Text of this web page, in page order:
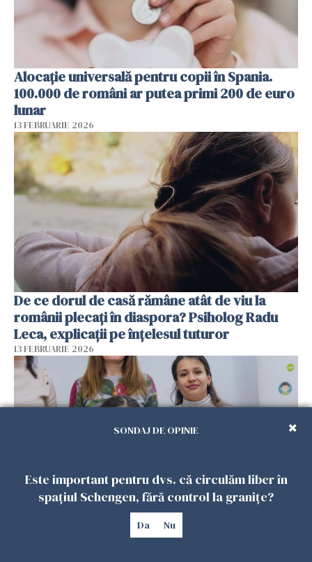
Alocație universală pentru copii în Spania.
100.000 de români ar putea primi 200 de euro
lunar
13 FEBRUARIE 2026
De ce dorul de casă rămâne atât de viu la
românii plecați în diaspora? Psiholog Radu
Leca, explicații pe înțelesul tuturor
13 FEBRUARIE 2026
Viața tot mai scumpă din Spania schimbă
planurile românilor. Mulți se gândesc să
SONDAJ DE OPINIE
Este important pentru dvs. că circulăm liber în
spațiul Schengen, fără control la granițe?
Da Nu